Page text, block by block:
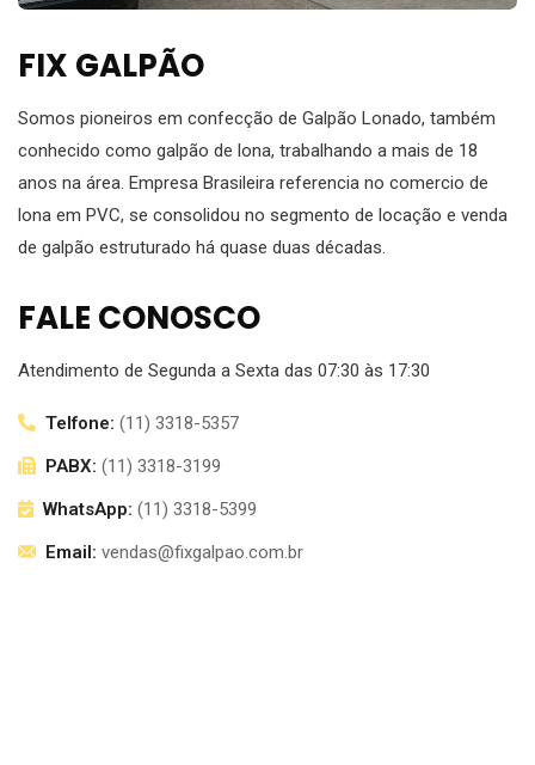
FIX GALPÃO
Somos pioneiros em confecção de Galpão Lonado, também
conhecido como galpão de lona, trabalhando a mais de 18
anos na área. Empresa Brasileira referencia no comercio de
lona em PVC, se consolidou no segmento de locação e venda
de galpão estruturado há quase duas décadas.
FALE CONOSCO
Atendimento de Segunda a Sexta das 07:30 às 17:30
Telfone: (11) 3318-5357
PABX: (11) 3318-3199
WhatsApp: (11) 3318-5399
Email: vendas@fixgalpao.com.br